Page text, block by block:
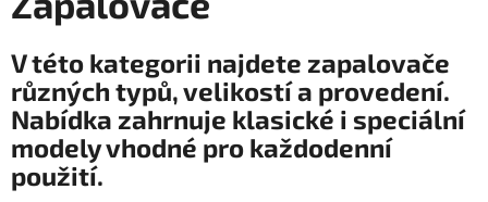
V této kategorii najdete zapalovače
různých typů, velikostí a provedení.
Nabídka zahrnuje klasické i speciální
modely vhodné pro každodenní
použití.